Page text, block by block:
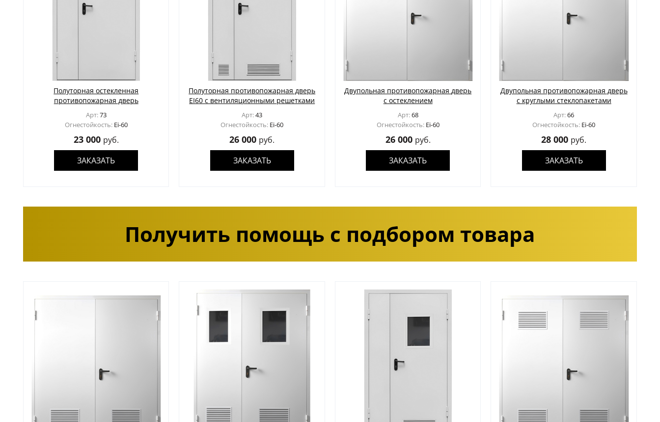
Полуторная остекленная
противопожарная дверь
Арт:73
Огнестойкость:Ei-60
23 000 руб.
ЗАКАЗАТЬ
Полуторная противопожарная дверь
EI60 с вентиляционными решетками
Арт:43
Огнестойкость: Ei-60
26 000 руб.
ЗАКАЗАТЬ
Двупольная противопожарная дверь
с остеклением
Арт:68
Огнестойкость:Ei-60
26 000 руб.
ЗАКАЗАТЬ
Двупольная противопожарная дверь
с круглыми стеклопакетами
Арт:66
Огнестойкость: Ei-60
28 000 руб.
ЗАКАЗАТЬ
Получить помощь с подбором товара